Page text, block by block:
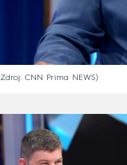
Zdroj: CNN Prima NEWS